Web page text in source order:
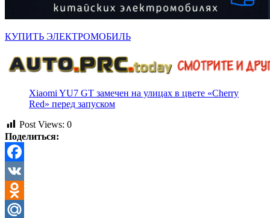
КУПИТЬ ЭЛЕКТРОМОБИЛЬ
Xiaomi YU7 GT замечен на улицах в цвете «Cherry
Red» перед запуском
Post Views: 0
Поделиться:
Facebook
VK
Odnoklassniki